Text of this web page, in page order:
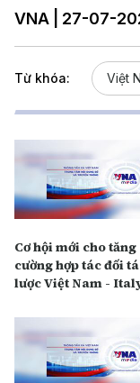
VNA | 27-07-
Từ khóa: Việt
Cơ hội mới cho tăng
cường hợp tác đối
lược Việt Nam -